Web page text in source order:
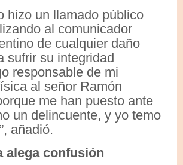
hizo un llamado público
al comunicador
de cualquier daño
sufrir su integridad
responsable de mi
al señor Ramón
me han puesto ante
un delincuente, y yo temo
añadió.
alega confusión